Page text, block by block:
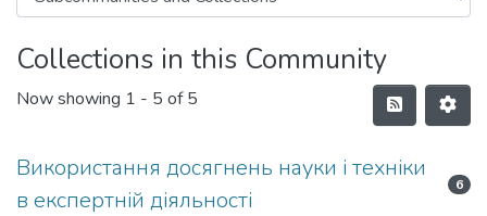
Collections in this Community
Now showing 1 - 5 of 5
Використання досягнень науки і техніки
в експертній діяльності
6